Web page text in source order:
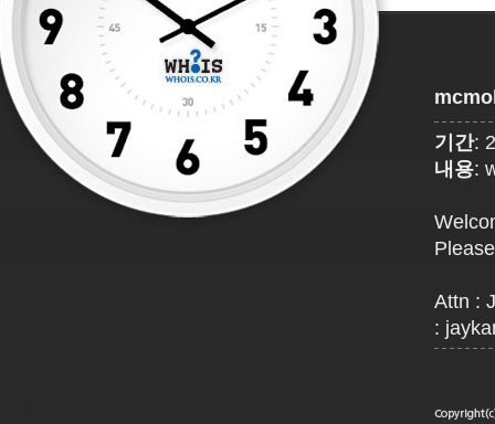
기간:
내용:
Attn :
: